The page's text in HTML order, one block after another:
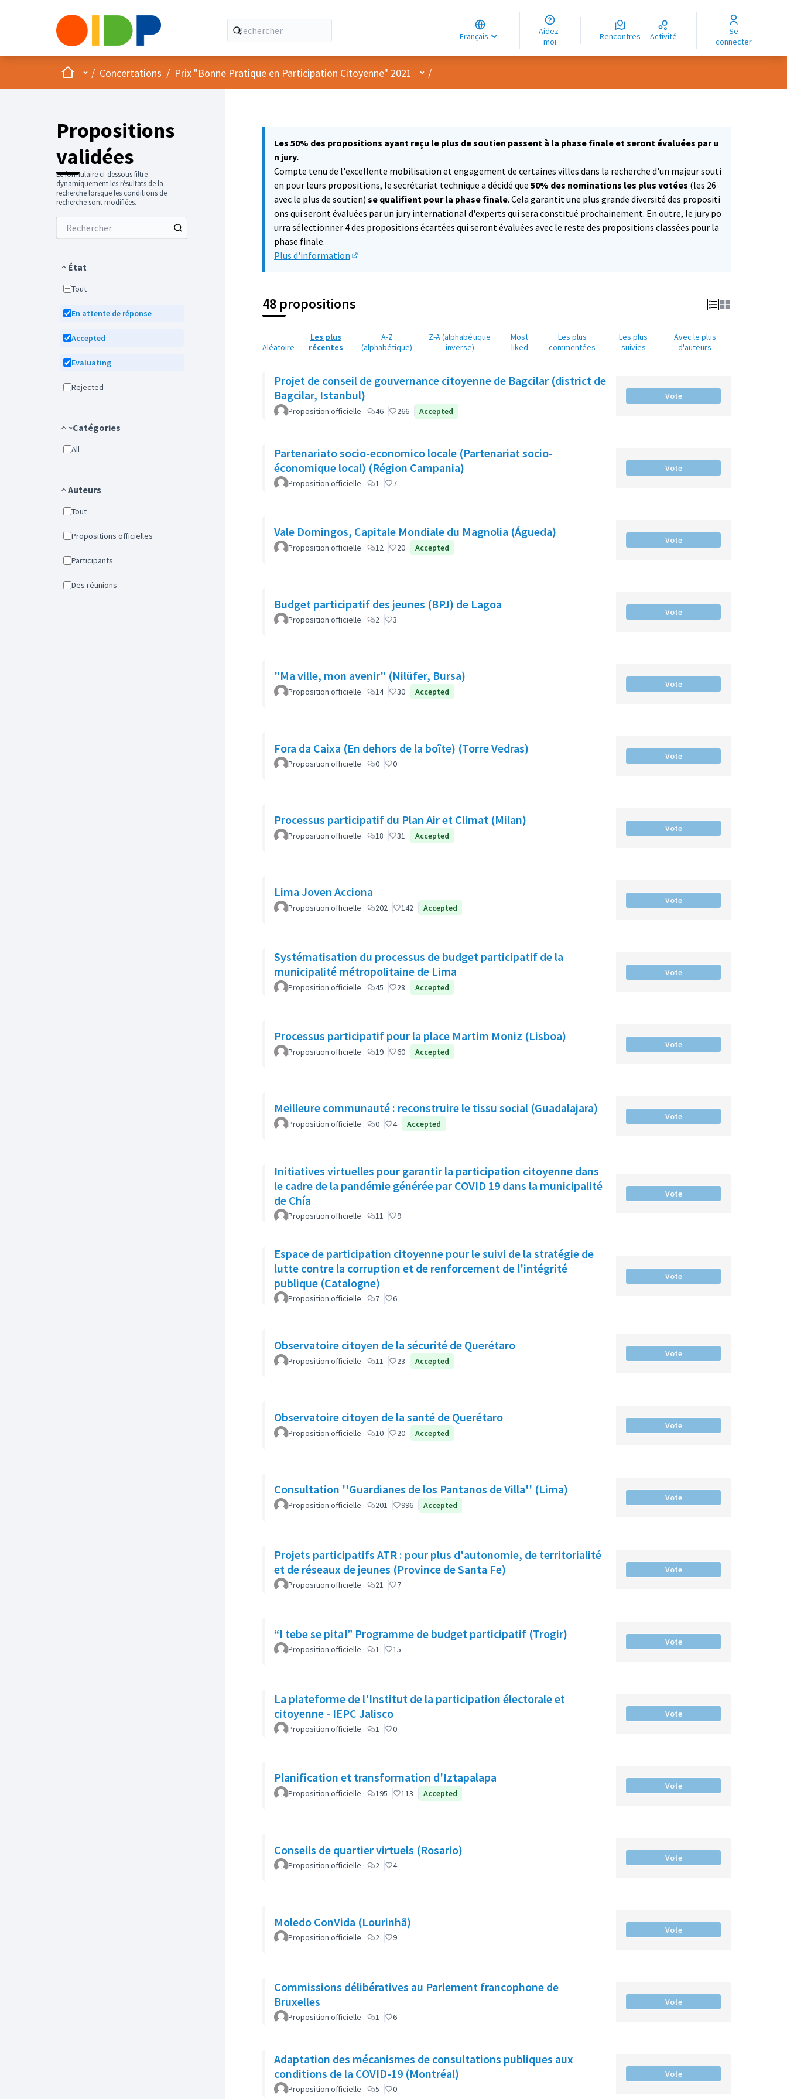
Français
Choose language
Choisir la langue
Elegir el idioma
Aidez-
moi
Rencontres Activité
Se
connecter
AccueilMenu principal
/ Concertations / Prix "Bonne Pratique en Participation Citoyenne" 2021 Menu utilisateur
/
Propositions
validées
Le formulaire ci-dessous filtre
dynamiquement les résultats de la
recherche lorsque les conditions de
recherche sont modifiées.
État
Tout
En attente de réponse
Accepted
Evaluating
Rejected
~Catégories
All
Auteurs
Tout
Propositions officielles
Participants
Des réunions
Les 50% des propositions ayant reçu le plus de soutien passent à la phase finale et seront évaluées par u
n jury.
Compte tenu de l'excellente mobilisation et engagement de certaines villes dans la recherche d'un majeur souti
en pour leurs propositions, le secrétariat technique a décidé que 50% des nominations les plus votées (les 26
avec le plus de soutien) se qualifient pour la phase finale. Cela garantit une plus grande diversité des propositi
ons qui seront évaluées par un jury international d'experts qui sera constitué prochainement. En outre, le jury po
urra sélectionner 4 des propositions écartées qui seront évaluées avec le reste des propositions classées pour la
phase finale.
Plus d'information
48 propositions
Aléatoire
Les plus
récentes
A-Z
(alphabétique)
Z-A (alphabétique
inverse)
Most
liked
Les plus
commentées
Les plus
suivies
Avec le plus
d'auteurs
Projet de conseil de gouvernance citoyenne de Bagcilar (district de
Bagcilar, Istanbul)
Proposition officielle 46 266 Accepted
Vote
Partenariato socio-economico locale (Partenariat socio-
économique local) (Région Campania)
Proposition officielle 1 7
Vote
Vale Domingos, Capitale Mondiale du Magnolia (Águeda)
Proposition officielle 12 20 Accepted
Vote
Budget participatif des jeunes (BPJ) de Lagoa
Proposition officielle 2 3
Vote
"Ma ville, mon avenir" (Nilüfer, Bursa)
Proposition officielle 14 30 Accepted
Vote
Fora da Caixa (En dehors de la boîte) (Torre Vedras)
Proposition officielle 0 0
Vote
Processus participatif du Plan Air et Climat (Milan)
Proposition officielle 18 31 Accepted
Vote
Lima Joven Acciona
Proposition officielle 202 142 Accepted
Vote
Systématisation du processus de budget participatif de la
municipalité métropolitaine de Lima
Proposition officielle 45 28 Accepted
Vote
Processus participatif pour la place Martim Moniz (Lisboa)
Proposition officielle 19 60 Accepted
Vote
Meilleure communauté : reconstruire le tissu social (Guadalajara)
Proposition officielle 0 4 Accepted
Vote
Initiatives virtuelles pour garantir la participation citoyenne dans
le cadre de la pandémie générée par COVID 19 dans la municipalité
de Chía
Proposition officielle 11 9
Vote
Espace de participation citoyenne pour le suivi de la stratégie de
lutte contre la corruption et de renforcement de l'intégrité
publique (Catalogne)
Proposition officielle 7 6
Vote
Observatoire citoyen de la sécurité de Querétaro
Proposition officielle 11 23 Accepted
Vote
Observatoire citoyen de la santé de Querétaro
Proposition officielle 10 20 Accepted
Vote
Consultation ''Guardianes de los Pantanos de Villa'' (Lima)
Proposition officielle 201 996 Accepted
Vote
Projets participatifs ATR : pour plus d'autonomie, de territorialité
et de réseaux de jeunes (Province de Santa Fe)
Proposition officielle 21 7
Vote
“I tebe se pita!” Programme de budget participatif (Trogir)
Proposition officielle 1 15
Vote
La plateforme de l'Institut de la participation électorale et
citoyenne - IEPC Jalisco
Proposition officielle 1 0
Vote
Planification et transformation d'Iztapalapa
Proposition officielle 195 113 Accepted
Vote
Conseils de quartier virtuels (Rosario)
Proposition officielle 2 4
Vote
Moledo ConVida (Lourinhã)
Proposition officielle 2 9
Vote
Commissions délibératives au Parlement francophone de
Bruxelles
Proposition officielle 1 6
Vote
Adaptation des mécanismes de consultations publiques aux
conditions de la COVID-19 (Montréal)
Proposition officielle 5 0
Vote